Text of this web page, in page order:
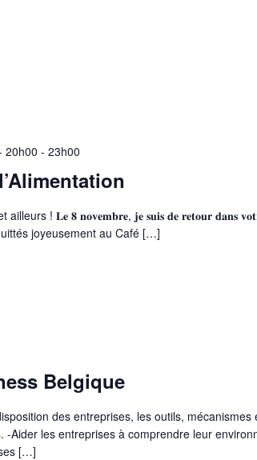
20h00 - 23h00
! 𝐋𝐞 𝟖 𝐧𝐨𝐯𝐞𝐦𝐛𝐫𝐞, 𝐣𝐞 𝐬𝐮𝐢𝐬 𝐝𝐞 𝐫𝐞𝐭𝐨𝐮𝐫 𝐝𝐚𝐧𝐬
quittés joyeusement au Café […]
Belgique
des entreprises, les outils, mécanismes
-Aider les entreprises à comprendre leur
[…]